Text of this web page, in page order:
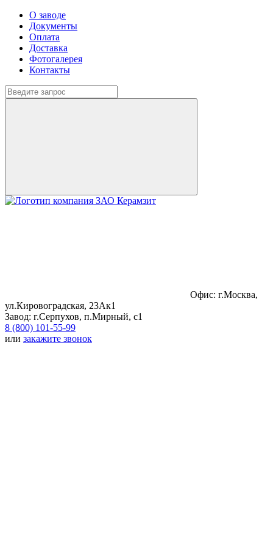
О заводе
Документы
Оплата
Доставка
Фотогалерея
Контакты
Офис: г.Москва,
ул.Кировоградская, 23Ак1
Завод: г.Серпухов, п.Мирный, с1
8 (800) 101-55-99
или закажите звонок